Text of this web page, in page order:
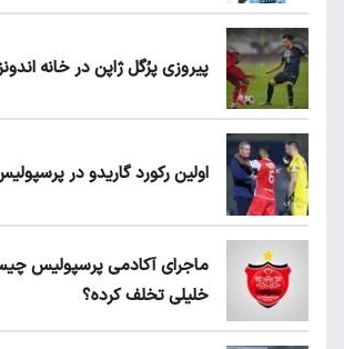
پیروزی پرُگل ژاپن در خانه
اولین رکورد گاریدو در
ماجرای آکادمی پرسپولیس
خلیلی تخلف کرده؟